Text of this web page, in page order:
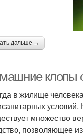
дальше →
клопы
в жилище
множество
позволяющее